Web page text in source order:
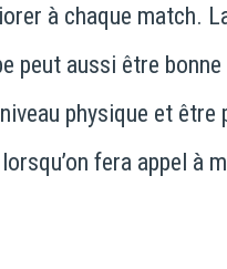
à chaque match.
peut aussi être
physique et être
fera appel à